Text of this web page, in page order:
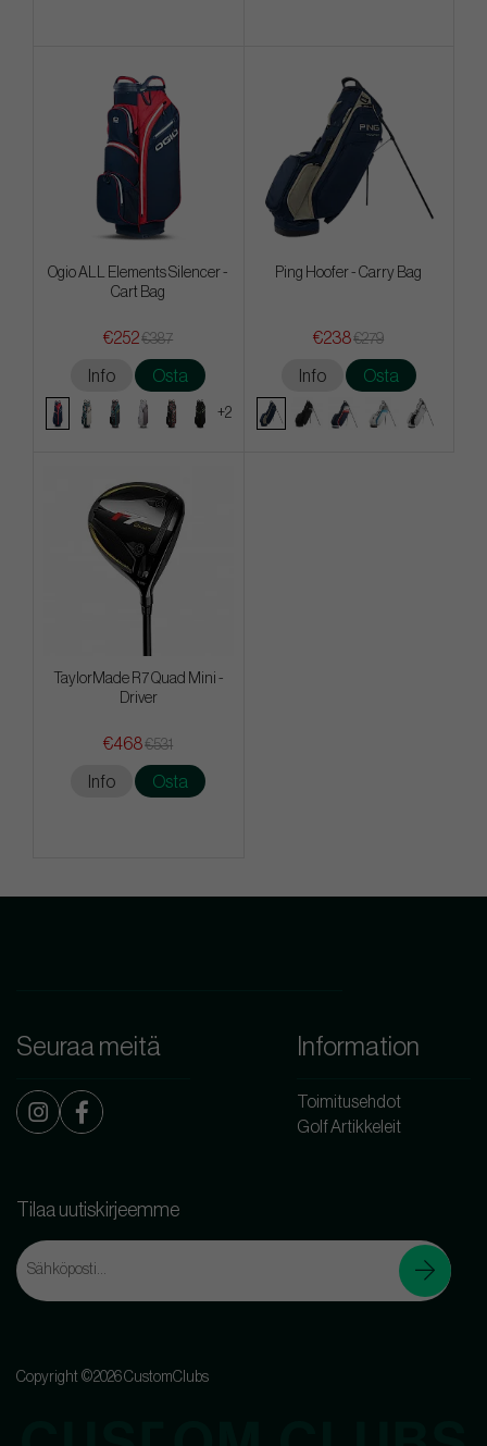
Ogio ALL Elements Silencer -
Cart Bag
€252€387
Info Osta
+2
Ping Hoofer - Carry Bag
€238€279
Info Osta
TaylorMade R7 Quad Mini -
Driver
€468€531
Info Osta
Seuraa meitä Information
Toimitusehdot
Golf Artikkeleit
Tilaa uutiskirjeemme
Copyright ©2026 CustomClubs